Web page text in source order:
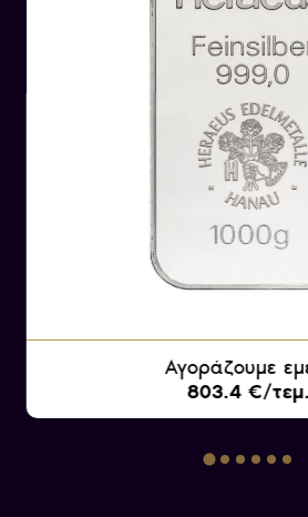
το παρελθόν, φέρουν την
κατασκευαστή τους και
αντίστοιχο πιστοποιητικό
επώνυμου κατασκευαστικού
σφραγίδα στην επιφάνειά
στοιχεία, όπως το όνομα του
βάρος και την καθαρότητα σε
Αγοράζουμε
803.4 €/τεμ.